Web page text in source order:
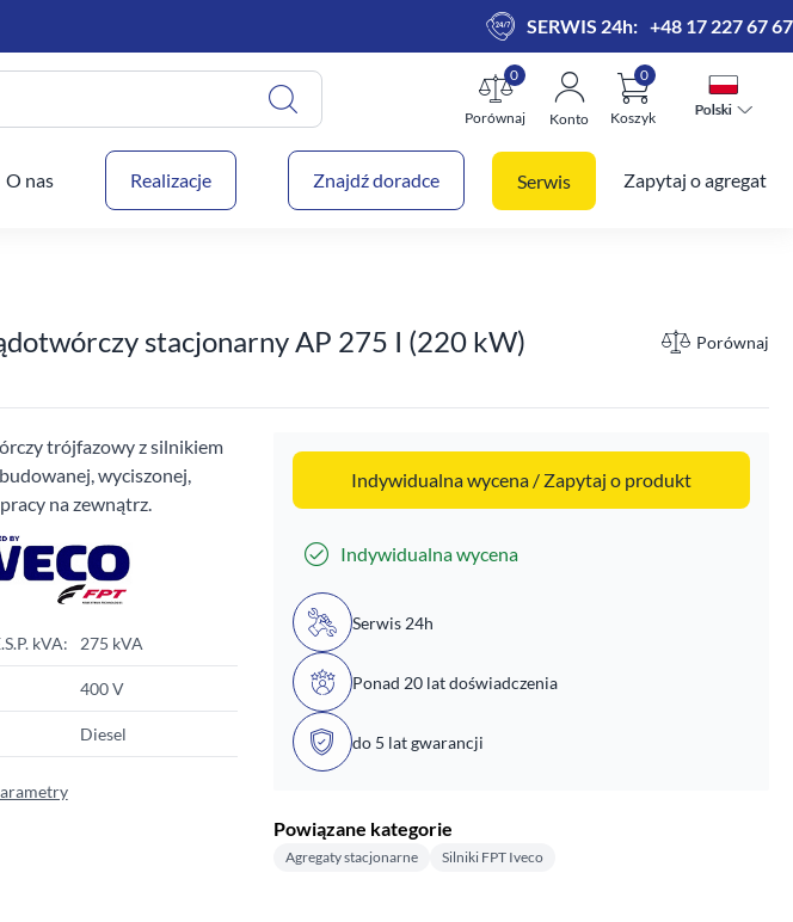
SERWIS 24h: +48 17 227 67 67
Porównaj
0
Konto Koszyk
0
Twój koszyk
Polski
Polski
O nas Realizacje Znajdź doradce Serwis Zapytaj o agregat
stacjonarny AP 275 I (220 kW) Porównaj
trójfazowy z silnikiem
wyciszonej,
na zewnątrz.
kVA: 275 kVA
400 V
Diesel
Indywidualna wycena / Zapytaj o produkt
Indywidualna wycena
Serwis 24h
Ponad 20 lat doświadczenia
do 5 lat gwarancji
Powiązane kategorie
Agregaty stacjonarne Silniki FPT Iveco